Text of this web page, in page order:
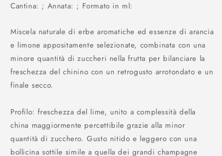
Cantina: ; Annata: ; Formato in ml:
Miscela naturale di erbe aromatiche ed essenze di arancia
e limone appositamente selezionate, combinata con una
minore quantità di zuccheri nella frutta per bilanciare la
freschezza del chinino con un retrogusto arrotondato e un
finale secco.
Profilo: freschezza del lime, unito a complessità della
china maggiormente percettibile grazie alla minor
quantità di zucchero. Gusto nitido e leggero con una
bollicina sottile simile a quella dei grandi champagne